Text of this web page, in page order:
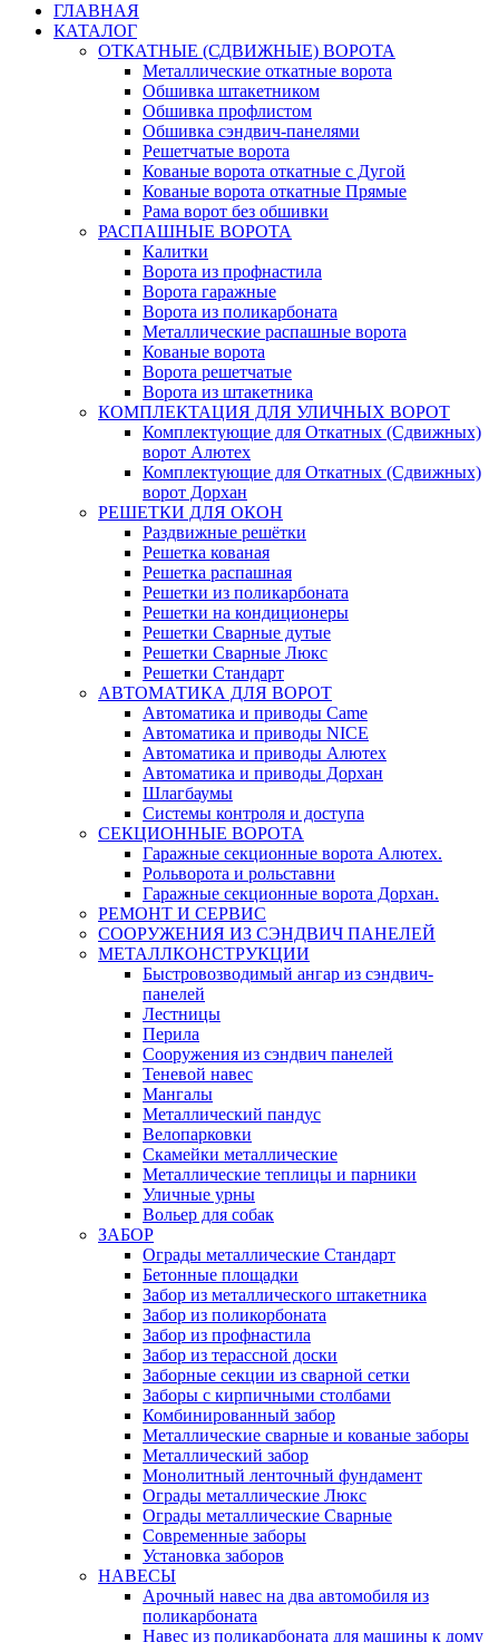
ГЛАВНАЯ
КАТАЛОГ
ОТКАТНЫЕ (СДВИЖНЫЕ) ВОРОТА
Металлические откатные ворота
Обшивка штакетником
Обшивка профлистом
Обшивка сэндвич-панелями
Решетчатые ворота
Кованые ворота откатные с Дугой
Кованые ворота откатные Прямые
Рама ворот без обшивки
РАСПАШНЫЕ ВОРОТА
Калитки
Ворота из профнастила
Ворота гаражные
Ворота из поликарбоната
Металлические распашные ворота
Кованые ворота
Ворота решетчатые
Ворота из штакетника
КОМПЛЕКТАЦИЯ ДЛЯ УЛИЧНЫХ ВОРОТ
Комплектующие для Откатных (Сдвижных)
ворот Алютех
Комплектующие для Откатных (Сдвижных)
ворот Дорхан
РЕШЕТКИ ДЛЯ ОКОН
Раздвижные решётки
Решетка кованая
Решетка распашная
Решетки из поликарбоната
Решетки на кондиционеры
Решетки Сварные дутые
Решетки Сварные Люкс
Решетки Стандарт
АВТОМАТИКА ДЛЯ ВОРОТ
Автоматика и приводы Came
Автоматика и приводы NICE
Автоматика и приводы Алютех
Автоматика и приводы Дорхан
Шлагбаумы
Системы контроля и доступа
СЕКЦИОННЫЕ ВОРОТА
Гаражные секционные ворота Алютех.
Рольворота и рольставни
Гаражные секционные ворота Дорхан.
РЕМОНТ И СЕРВИС
СООРУЖЕНИЯ ИЗ СЭНДВИЧ ПАНЕЛЕЙ
МЕТАЛЛКОНСТРУКЦИИ
Быстровозводимый ангар из сэндвич-
панелей
Лестницы
Перила
Сооружения из сэндвич панелей
Теневой навес
Мангалы
Металлический пандус
Велопарковки
Скамейки металлические
Металлические теплицы и парники
Уличные урны
Вольер для собак
ЗАБОР
Ограды металлические Стандарт
Бетонные площадки
Забор из металлического штакетника
Забор из поликорбоната
Забор из профнастила
Забор из терассной доски
Заборные секции из сварной сетки
Заборы с кирпичными столбами
Комбинированный забор
Металлические сварные и кованые заборы
Металлический забор
Монолитный ленточный фундамент
Ограды металлические Люкс
Ограды металлические Сварные
Современные заборы
Установка заборов
НАВЕСЫ
Арочный навес на два автомобиля из
поликарбоната
Навес из поликарбоната для машины к дому